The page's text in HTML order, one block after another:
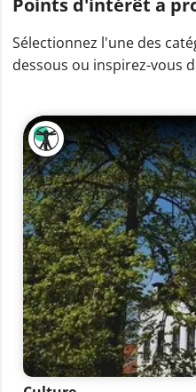
Points d'intérêt a
Sélectionnez l'une des
dessous ou inspirez-vous